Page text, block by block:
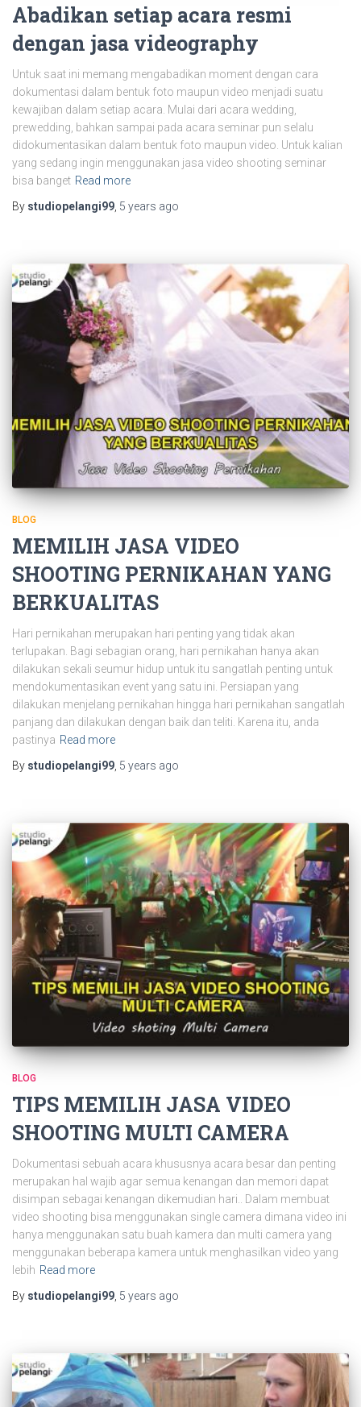
Abadikan setiap acara resmi
dengan jasa videography
Untuk saat ini memang mengabadikan moment dengan cara
dokumentasi dalam bentuk foto maupun video menjadi suatu
kewajiban dalam setiap acara. Mulai dari acara wedding,
prewedding, bahkan sampai pada acara seminar pun selalu
didokumentasikan dalam bentuk foto maupun video. Untuk kalian
yang sedang ingin menggunakan jasa video shooting seminar
bisa banget Read more
By studiopelangi99 5 years ago
BLOG
MEMILIH JASA VIDEO
SHOOTING PERNIKAHAN YANG
BERKUALITAS
Hari pernikahan merupakan hari penting yang tidak akan
terlupakan. Bagi sebagian orang, hari pernikahan hanya akan
dilakukan sekali seumur hidup untuk itu sangatlah penting untuk
mendokumentasikan event yang satu ini. Persiapan yang
dilakukan menjelang pernikahan hingga hari pernikahan sangatlah
panjang dan dilakukan dengan baik dan teliti. Karena itu, anda
pastinya Read more
By studiopelangi99 5 years ago
BLOG
TIPS MEMILIH JASA VIDEO
SHOOTING MULTI CAMERA
Dokumentasi sebuah acara khususnya acara besar dan penting
merupakan hal wajib agar semua kenangan dan memori dapat
disimpan sebagai kenangan dikemudian hari.. Dalam membuat
video shooting bisa menggunakan single camera dimana video ini
hanya menggunakan satu buah kamera dan multi camera yang
menggunakan beberapa kamera untuk menghasilkan video yang
lebih Read more
By studiopelangi99, 5 years ago